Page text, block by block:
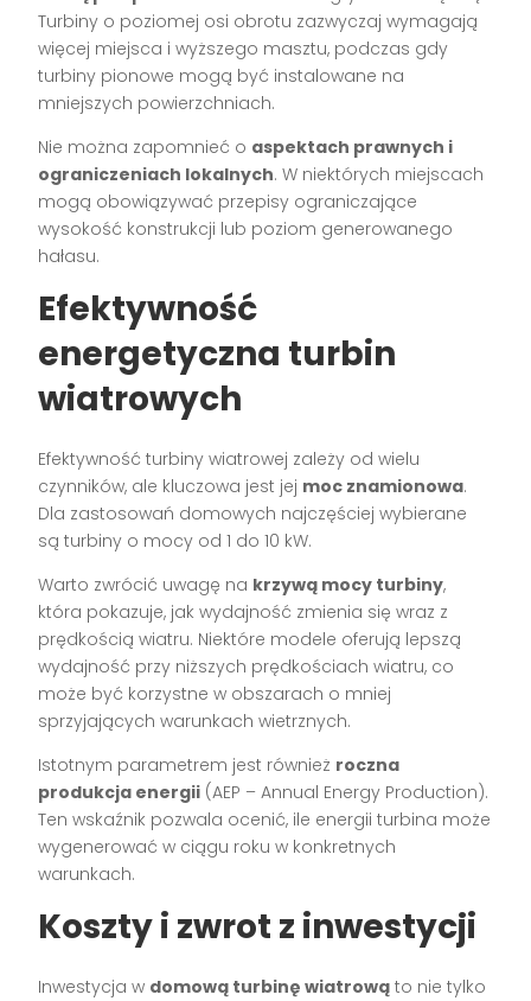
Turbiny o poziomej osi obrotu zazwyczaj wymagają
więcej miejsca i wyższego masztu, podczas gdy
turbiny pionowe mogą być instalowane na
mniejszych powierzchniach.
Nie można zapomnieć o aspektach prawnych i
ograniczeniach lokalnych. W niektórych miejscach
mogą obowiązywać przepisy ograniczające
wysokość konstrukcji lub poziom generowanego
hałasu.
Efektywność
energetyczna turbin
wiatrowych
Efektywność turbiny wiatrowej zależy od wielu
czynników, ale kluczowa jest jej moc znamionowa.
Dla zastosowań domowych najczęściej wybierane
są turbiny o mocy od 1 do 10 kW.
Warto zwrócić uwagę na krzywą mocy turbiny,
która pokazuje, jak wydajność zmienia się wraz z
prędkością wiatru. Niektóre modele oferują lepszą
wydajność przy niższych prędkościach wiatru, co
może być korzystne w obszarach o mniej
sprzyjających warunkach wietrznych.
Istotnym parametrem jest również roczna
produkcja energii (AEP – Annual Energy Production).
Ten wskaźnik pozwala ocenić, ile energii turbina może
wygenerować w ciągu roku w konkretnych
warunkach.
Koszty i zwrot z inwestycji
Inwestycja w domową turbinę wiatrową to nie tylko